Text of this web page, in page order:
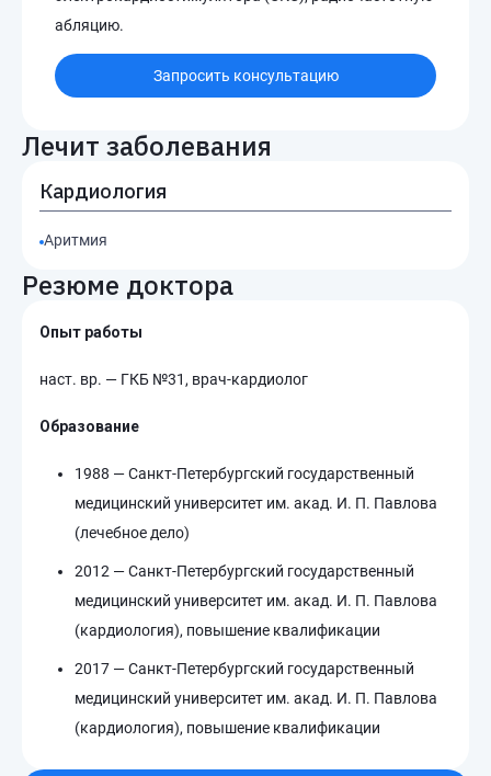
абляцию.
Запросить консультацию
Лечит заболевания
Кардиология
Аритмия
Резюме доктора
Опыт работы
наст. вр. — ГКБ №31, врач-кардиолог
Образование
1988 — Санкт-Петербургский государственный
медицинский университет им. акад. И. П. Павлова
(лечебное дело)
2012 — Санкт-Петербургский государственный
медицинский университет им. акад. И. П. Павлова
(кардиология), повышение квалификации
2017 — Санкт-Петербургский государственный
медицинский университет им. акад. И. П. Павлова
(кардиология), повышение квалификации